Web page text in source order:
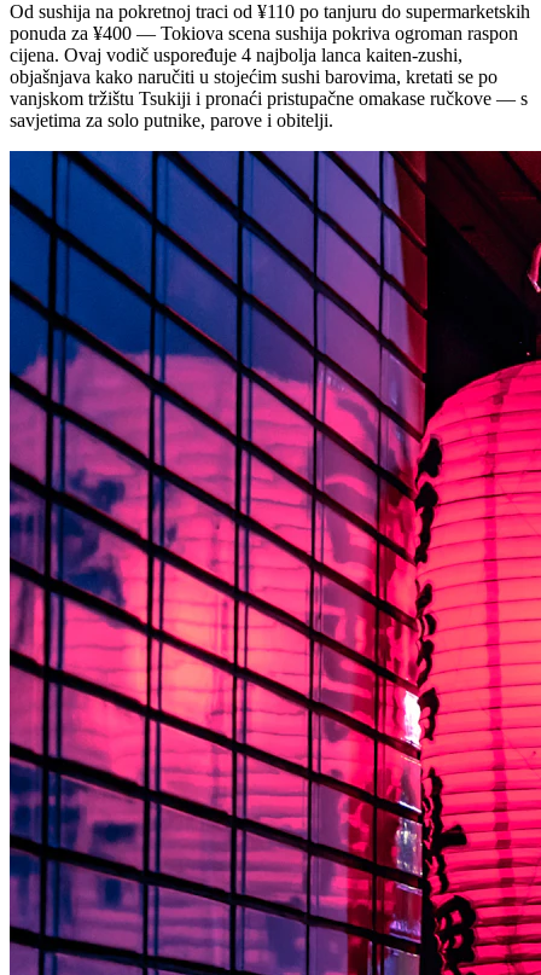
Od sushija na pokretnoj traci od ¥110 po tanjuru do supermarketskih
ponuda za ¥400 — Tokiova scena sushija pokriva ogroman raspon
cijena. Ovaj vodič uspoređuje 4 najbolja lanca kaiten-zushi,
objašnjava kako naručiti u stojećim sushi barovima, kretati se po
vanjskom tržištu Tsukiji i pronaći pristupačne omakase ručkove — s
savjetima za solo putnike, parove i obitelji.